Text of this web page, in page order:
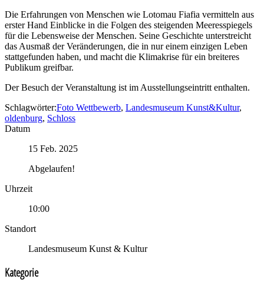
Die Erfahrungen von Menschen wie Lotomau Fiafia vermitteln aus
erster Hand Einblicke in die Folgen des steigenden Meeresspiegels
für die Lebensweise der Menschen. Seine Geschichte unterstreicht
das Ausmaß der Veränderungen, die in nur einem einzigen Leben
stattgefunden haben, und macht die Klimakrise für ein breiteres
Publikum greifbar.
Der Besuch der Veranstaltung ist im Ausstellungseintritt enthalten.
Schlagwörter:Foto Wettbewerb, Landesmuseum Kunst&Kultur,
oldenburg, Schloss
Datum
15 Feb. 2025
Abgelaufen!
Uhrzeit
10:00
Standort
Landesmuseum Kunst & Kultur
Kategorie